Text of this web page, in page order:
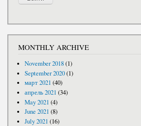
MONTHLY ARCHIVE
November 2018(1)
September 2020(1)
март 2021 (40)
апрель 2021 (34)
May 2021 (4)
June 2021 (8)
July 2021 (16)